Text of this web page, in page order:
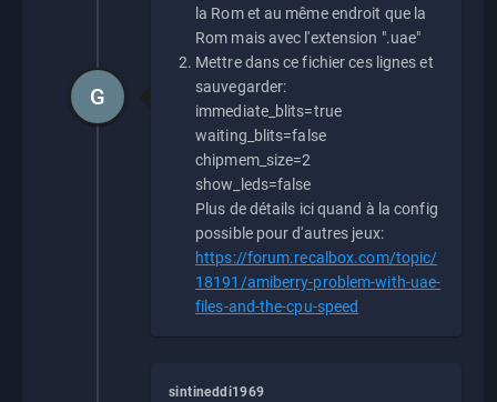
la Rom et au même endroit que la
Rom mais avec l'extension ".uae"
Mettre dans ce fichier ces lignes et
sauvegarder:
immediate_blits=true
waiting_blits=false
chipmem_size=2
show_leds=false
Plus de détails ici quand à la config
possible pour d'autres jeux:
https://forum.recalbox.com/topic/
18191/amiberry-problem-with-uae-
files-and-the-cpu-speed
G
sintineddi1969